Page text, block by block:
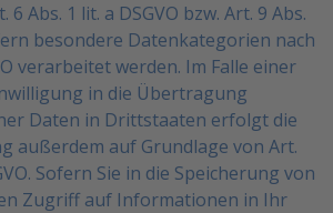
Abs. 1 lit. a DSGVO bzw. Art. 9 Abs.
besondere Datenkategorien nach
verarbeitet werden. Im Falle einer
in die Übertragung
Daten in Drittstaaten erfolgt die
außerdem auf Grundlage von Art.
Sofern Sie in die Speicherung von
Zugriff auf Informationen in Ihr